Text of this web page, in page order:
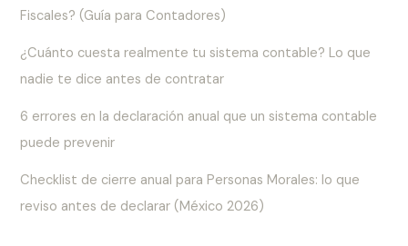
Fiscales? (Guía para Contadores)
¿Cuánto cuesta realmente tu sistema contable? Lo que
nadie te dice antes de contratar
6 errores en la declaración anual que un sistema contable
puede prevenir
Checklist de cierre anual para Personas Morales: lo que
reviso antes de declarar (México 2026)